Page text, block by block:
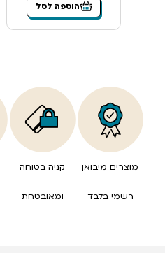
הוספה לסל
מוצרים מיבואן
רשמי בלבד
קניה בטוחה
ומאובטחת